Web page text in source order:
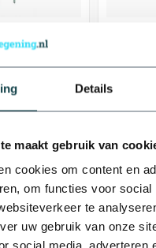
Details
maakt gebruik van
cookies om content en
om functies voor social
te
uw gebruik van onze
social media, adverteren
| Per 10
Tavlit
voor
t/m 25